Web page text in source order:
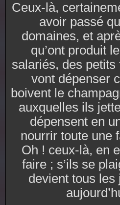
Ceux-là,
avoir passé
domaines, et
qu’ont produit
salariés, des petits
vont dépenser
boivent le
auxquelles ils
dépensent en
nourrir toute une
Oh ! ceux-là, en
faire ; s’ils se
devient tous